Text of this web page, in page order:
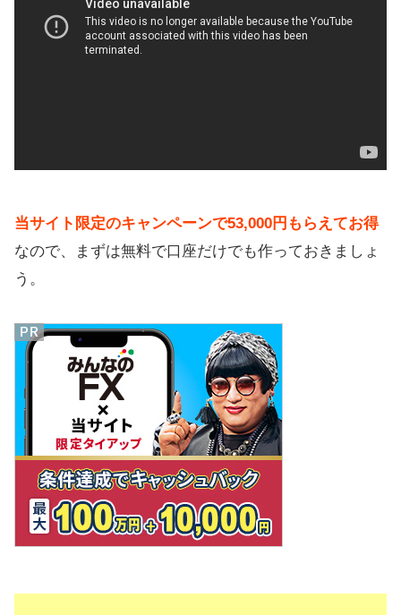
当サイト限定のキャンペーンで53,000円もらえてお得
なので、まずは無料で口座だけでも作っておきましょ
う。